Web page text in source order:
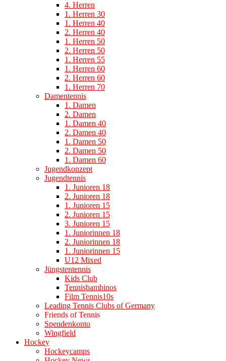
4. Herren
1. Herren 30
1. Herren 40
2. Herren 40
1. Herren 50
2. Herren 50
1. Herren 55
1. Herren 60
2. Herren 60
1. Herren 70
Damentennis
1. Damen
2. Damen
1. Damen 40
2. Damen 40
1. Damen 50
2. Damen 50
1. Damen 60
Jugendkonzept
Jugendtennis
1. Junioren 18
2. Junioren 18
1. Junioren 15
2. Junioren 15
3. Junioren 15
1. Juniorinnen 18
2. Juniorinnen 18
1. Juniorinnen 15
U12 Mixed
Jüngstentennis
Kids Club
Tennisbambinos
Film Tennis10s
Leading Tennis Clubs of Germany
Friends of Tennis
Spendenkonto
Wingfield
Hockey
Hockeycamps